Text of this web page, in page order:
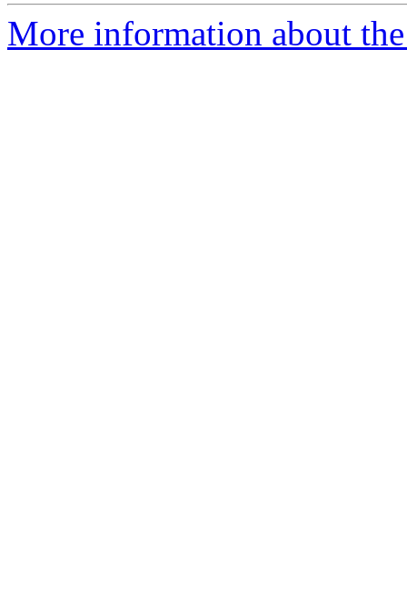
More information about